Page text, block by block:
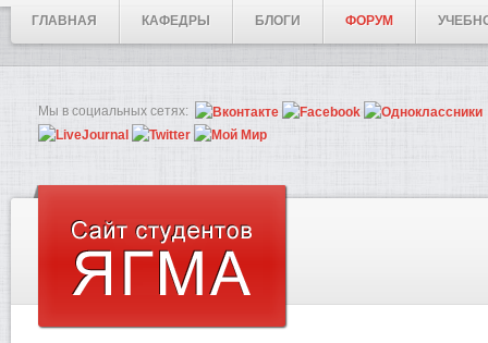
ГЛАВНАЯ КАФЕДРЫ БЛОГИ ФОРУМ
Мы в социальных сетях: